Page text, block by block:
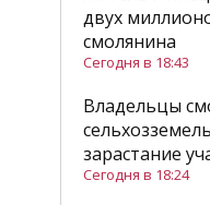
двух
смолянина
Сегодня в 18:43
Владельцы
зарастание
Сегодня в 18:24